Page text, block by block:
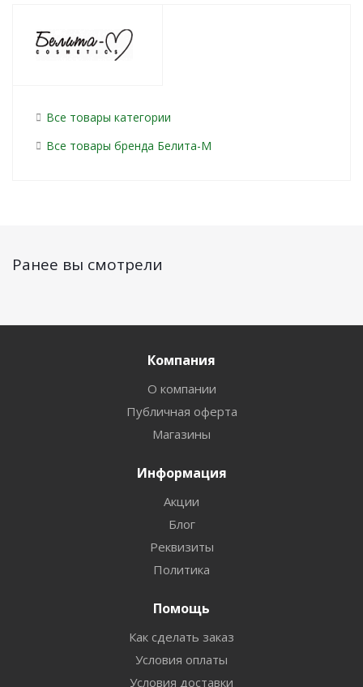
Все товары категории
Все товары бренда Белита-М
Ранее вы смотрели
Компания
О компании
Публичная оферта
Магазины
Информация
Акции
Блог
Реквизиты
Политика
Помощь
Как сделать заказ
Условия оплаты
Условия доставки